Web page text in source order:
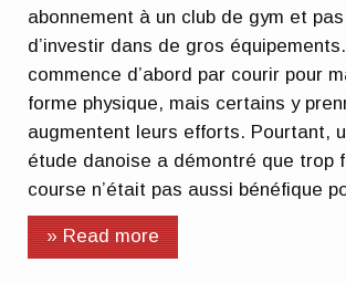
abonnement à un club de gym et
d’investir dans de gros
commence d’abord par courir pour
forme physique, mais certains y
augmentent leurs efforts. Pourtant,
étude danoise a démontré que trop
course n’était pas aussi bénéfique
» Read more